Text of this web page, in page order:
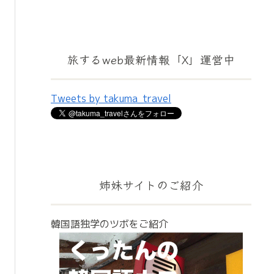
旅するweb最新情報「X」運営中
Tweets by takuma_travel
姉妹サイトのご紹介
韓国語独学のツボをご紹介